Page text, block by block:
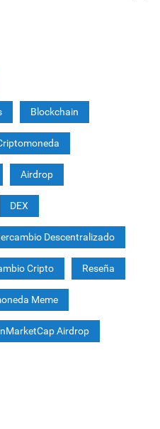
Blockchain
Airdrop
DEX
Descentralizado
Cripto Reseña
Meme
Airdrop